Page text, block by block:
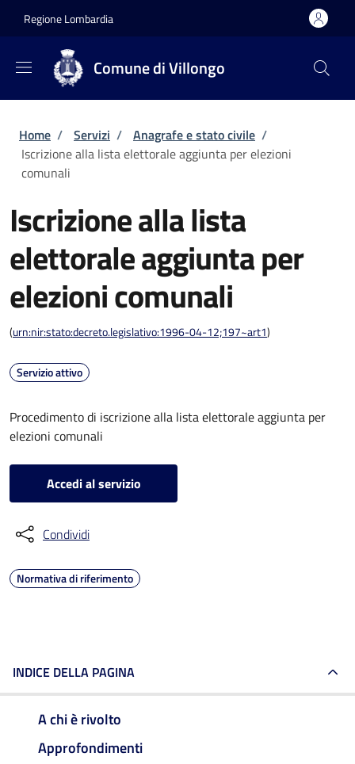
Regione Lombardia
Comune di Villongo
Briciole di pane
Home / Servizi / Anagrafe e stato civile /
Iscrizione alla lista elettorale aggiunta per elezioni
comunali
Iscrizione alla lista
elettorale aggiunta per
elezioni comunali
(urn:nir:stato:decreto.legislativo:1996-04-12;197~art1)
Servizio attivo
Procedimento di iscrizione alla lista elettorale aggiunta per
elezioni comunali
Accedi al servizio
Condividi
Normativa di riferimento
INDICE DELLA PAGINA
A chi è rivolto
Approfondimenti